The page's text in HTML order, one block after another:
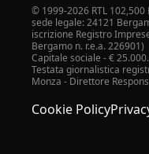
© 1999-2026 RTL 102,500
sede legale: 24121
iscrizione Registro
Bergamo n. r.e.a. 226901)
Capitale sociale - €
Testata giornalistica
Monza - Direttore
Cookie Policy